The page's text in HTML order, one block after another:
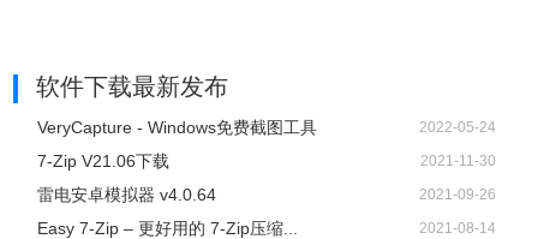
软件下载最新发布
VeryCapture - Windows免费截图工具 2022-05-24
7-Zip V21.06下载 2021-11-30
雷电安卓模拟器 v4.0.64 2021-09-26
Easy 7-Zip – 更好用的 7-Zip压缩... 2021-08-14